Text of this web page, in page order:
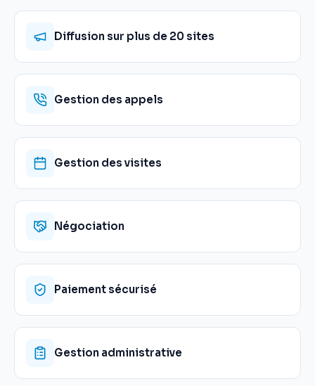
Diffusion sur plus de 20 sites
Gestion des appels
Gestion des visites
Négociation
Paiement sécurisé
Gestion administrative